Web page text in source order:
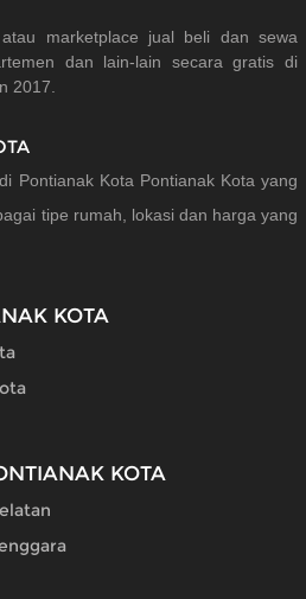
marketplace jual beli dan sewa
dan lain-lain secara gratis di
2017.
Pontianak Kota Pontianak Kota yang
tipe rumah, lokasi dan harga yang
KOTA
KOTA